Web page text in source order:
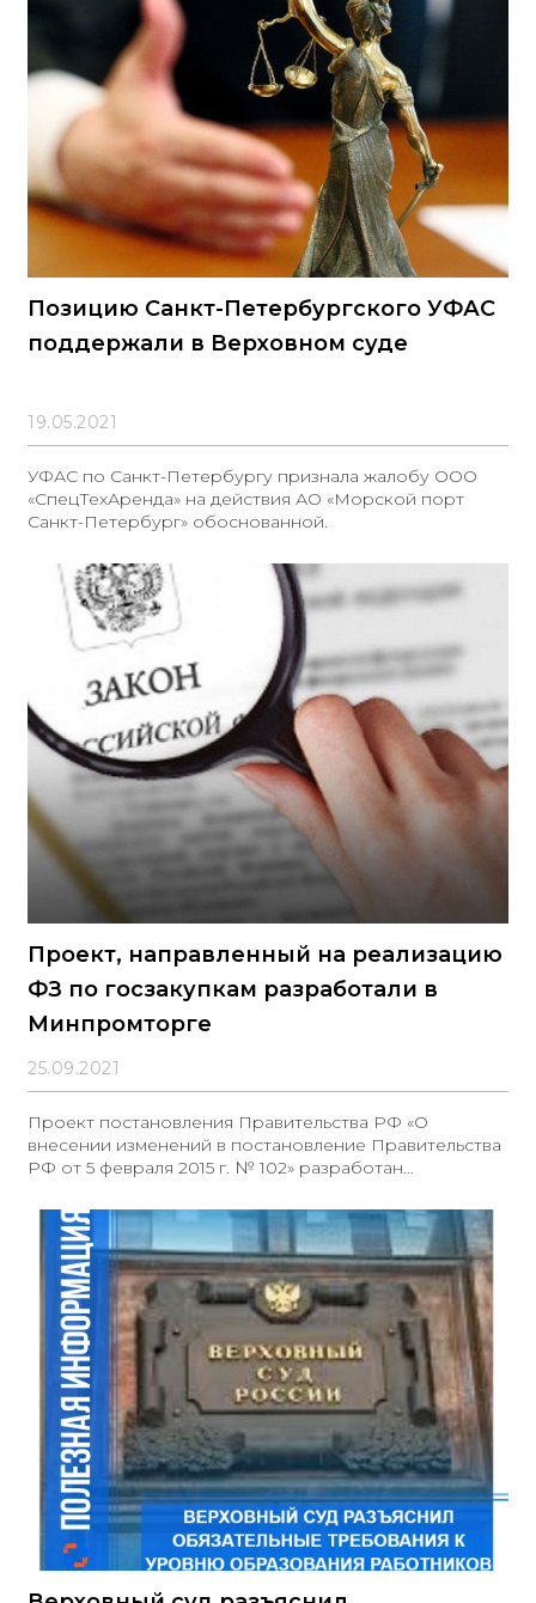
Позицию Санкт-Петербургского УФАС
поддержали в Верховном суде
19.05.2021
УФАС по Санкт-Петербургу признала жалобу ООО
«СпецТехАренда» на действия АО «Морской порт
Санкт-Петербург» обоснованной.
Проект, направленный на реализацию
ФЗ по госзакупкам разработали в
Минпромторге
25.09.2021
Проект постановления Правительства РФ «О
внесении изменений в постановление Правительства
РФ от 5 февраля 2015 г. № 102» разработан